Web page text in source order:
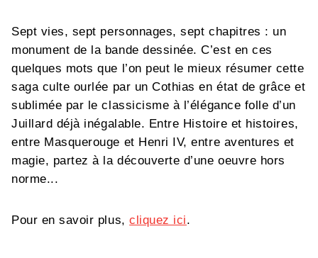
Sept vies, sept personnages, sept chapitres : un
monument de la bande dessinée. C’est en ces
quelques mots que l’on peut le mieux résumer cette
saga culte ourlée par un Cothias en état de grâce et
sublimée par le classicisme à l’élégance folle d’un
Juillard déjà inégalable. Entre Histoire et histoires,
entre Masquerouge et Henri IV, entre aventures et
magie, partez à la découverte d’une oeuvre hors
norme...
Pour en savoir plus,cliquez ici.